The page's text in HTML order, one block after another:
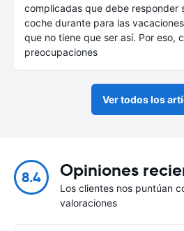
complicadas que debe responder
coche durante para las
que no tiene que ser así. Por eso,
preocupaciones
Ver todos los
8.4 Opiniones
Los clientes nos puntúan
valoraciones